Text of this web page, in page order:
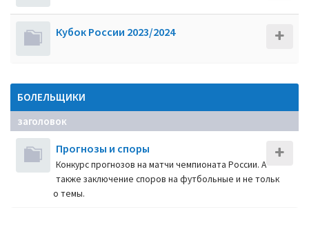
Кубок России 2023/2024
БОЛЕЛЬЩИКИ
заголовок
Прогнозы и споры
Конкурс прогнозов на матчи чемпионата России. А
также заключение споров на футбольные и не тольк
о темы.